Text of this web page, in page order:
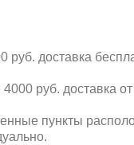
руб. доставка
руб. доставка
пункты